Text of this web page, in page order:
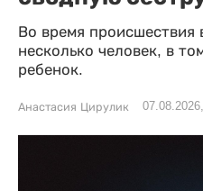
Во время происшествия
несколько человек, в
ребенок.
Анастасия Цирулик